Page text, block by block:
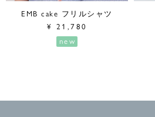
EMB cake フリルシャツ
¥ 21,780
new